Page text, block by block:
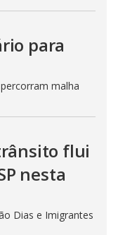
para
malha
flui
nesta
Dias e Imigrantes